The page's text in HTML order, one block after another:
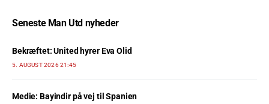
Seneste Man Utd nyheder
Bekræftet: United hyrer Eva Olid
5. AUGUST 2026 21:45
Medie: Bayindir på vej til Spanien